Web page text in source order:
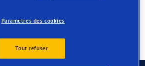
Paramètres des cookies
Tout refuser